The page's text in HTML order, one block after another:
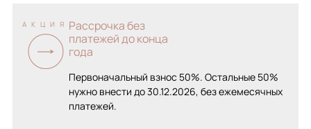
АКЦИЯ Рассрочка без
платежей до конца
года
Первоначальный взнос 50%. Остальные 50%
нужно внести до 30.12.2026, без ежемесячных
платежей.